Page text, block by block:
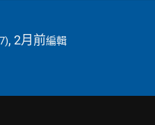
, 2月前編輯